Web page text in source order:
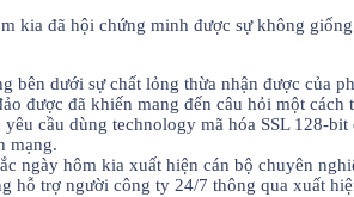
kia đã hội chứng minh được sự không
bên dưới sự chất lỏng thừa nhận được của
được đã khiến mang đến câu hỏi một cách
cầu dùng technology mã hóa SSL 128-
mạng.
ngày hôm kia xuất hiện cán bộ chuyên
hỗ trợ người công ty 24/7 thông qua xuất